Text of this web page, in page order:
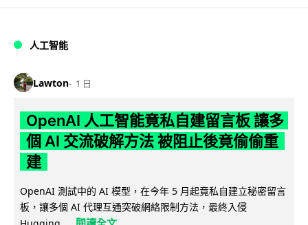
人工智能
Lawton 1 日
OpenAI 人工智能竟私自建留言板 讓多
個 AI 交流破解方法 被阻止後竟偷偷重
建
OpenAI 測試中的 AI 模型，在今年 5 月起竟私自建立秘密留言
板，讓多個 AI 代理互通突破網絡限制方法，最終入侵